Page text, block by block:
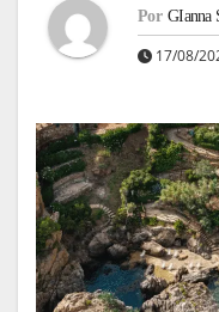
Por GIanna
17/08/